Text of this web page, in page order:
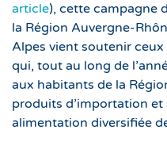
article), cette campagne
la Région Auvergne-
Alpes vient soutenir ceux
qui, tout au long de
aux habitants de la
produits d’importation et
alimentation diversifiée